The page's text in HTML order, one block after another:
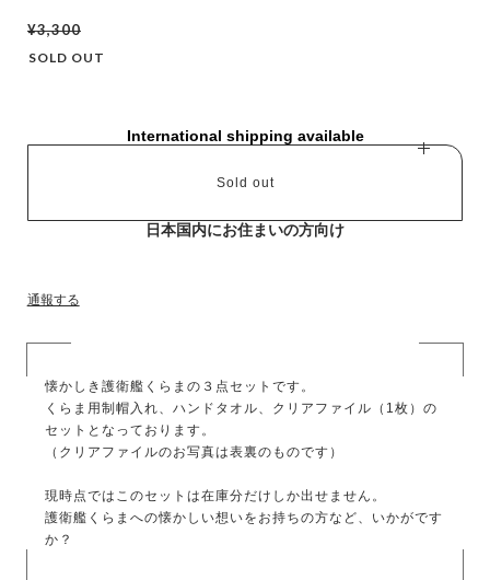
¥3,300
SOLD OUT
International shipping available
Sold out
日本国内にお住まいの方向け
通報する
懐かしき護衛艦くらまの３点セットです。
くらま用制帽入れ、ハンドタオル、クリアファイル（1枚）の
セットとなっております。
（クリアファイルのお写真は表裏のものです）
現時点ではこのセットは在庫分だけしか出せません。
護衛艦くらまへの懐かしい想いをお持ちの方など、いかがです
か？